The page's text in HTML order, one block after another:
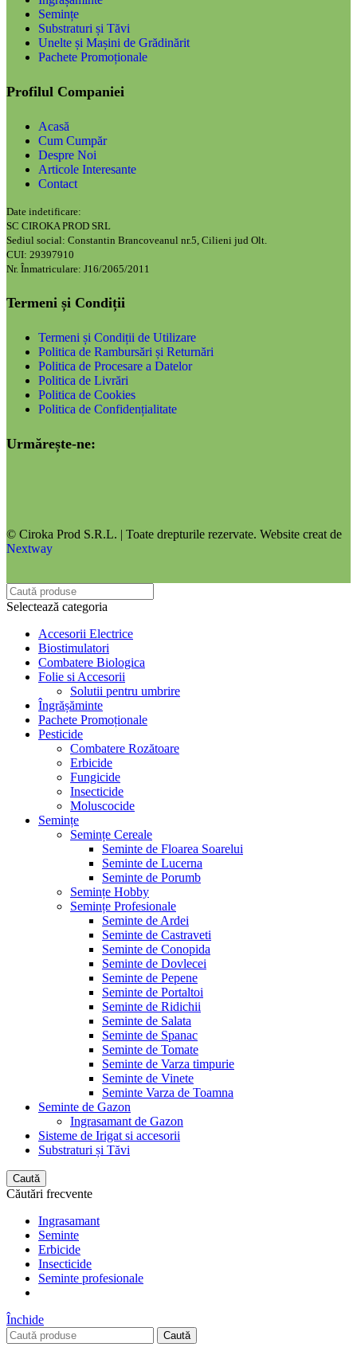
Semințe
Substraturi și Tăvi
Unelte și Mașini de Grădinărit
Pachete Promoționale
Profilul Companiei
Acasă
Cum Cumpăr
Despre Noi
Articole Interesante
Contact
Date indetificare:
SC CIROKA PROD SRL
Sediul social: Constantin Brancoveanul nr.5, Cilieni jud Olt.
CUI: 29397910
Nr. Înmatriculare: J16/2065/2011
Termeni și Condiții
Termeni și Condiții de Utilizare
Politica de Rambursări și Returnări
Politica de Procesare a Datelor
Politica de Livrări
Politica de Cookies
Politica de Confidențialitate
Urmărește-ne:
© Ciroka Prod S.R.L. | Toate drepturile rezervate. Website creat de
Nextway
Selectează categoria
Accesorii Electrice
Biostimulatori
Combatere Biologica
Folie si Accesorii
Solutii pentru umbrire
Îngrășăminte
Pachete Promoționale
Pesticide
Combatere Rozătoare
Erbicide
Fungicide
Insecticide
Moluscocide
Semințe
Semințe Cereale
Seminte de Floarea Soarelui
Seminte de Lucerna
Seminte de Porumb
Semințe Hobby
Semințe Profesionale
Seminte de Ardei
Seminte de Castraveti
Seminte de Conopida
Seminte de Dovlecei
Seminte de Pepene
Seminte de Portaltoi
Seminte de Ridichii
Seminte de Salata
Seminte de Spanac
Seminte de Tomate
Seminte de Varza timpurie
Seminte de Vinete
Seminte Varza de Toamna
Seminte de Gazon
Ingrasamant de Gazon
Sisteme de Irigat si accesorii
Substraturi și Tăvi
Caută
Căutări frecvente
Ingrasamant
Seminte
Erbicide
Insecticide
Seminte profesionale
Închide
Caută